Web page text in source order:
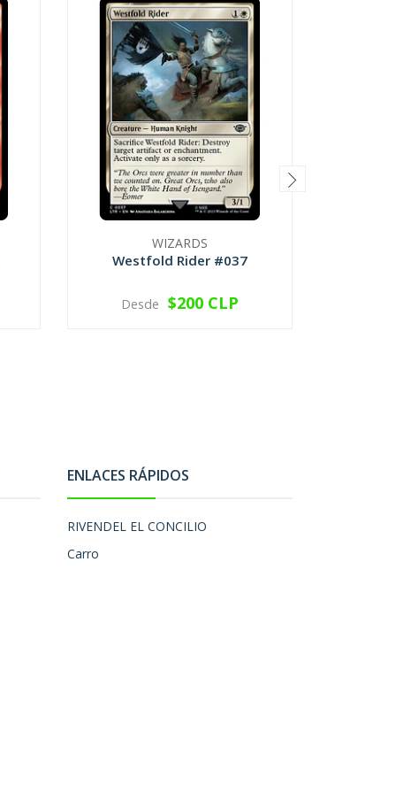
WIZARDS
Westfold Rider #037
VER OPCIONES
Desde $200 CLP
ENLACES RÁPIDOS
RIVENDEL EL CONCILIO
Carro